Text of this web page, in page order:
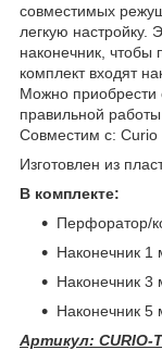
совместимых
легкую настройку.
наконечник, чтобы
комплект входят
Можно приобрести
правильной работы
Совместим с: Curio
Изготовлен из
В комплекте:
Перфоратор/
Наконечник 1
Наконечник 3
Наконечник 5
Артикул: CURIO-